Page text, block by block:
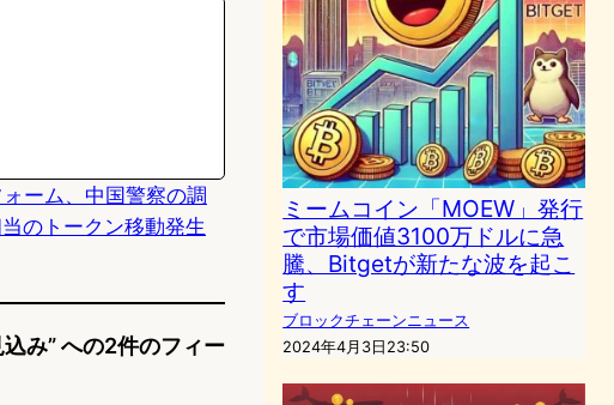
ーム、中国警察の調
のトークン移動発生
み” への2件のフィー
ミームコイン「MOEW」発行
で市場価値3100万ドルに急
騰、Bitgetが新たな波を起こ
す
ブロックチェーンニュース
2024年4月3日23:50